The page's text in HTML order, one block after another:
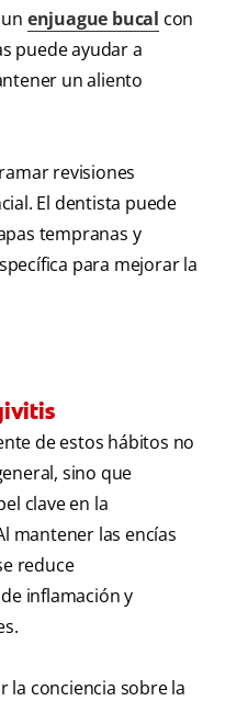
enjuague bucal con
puede ayudar a
un aliento
revisiones
El dentista puede
tempranas y
para mejorar la
de estos hábitos no
sino que
clave en la
mantener las encías
reduce
inflamación y
la conciencia sobre la